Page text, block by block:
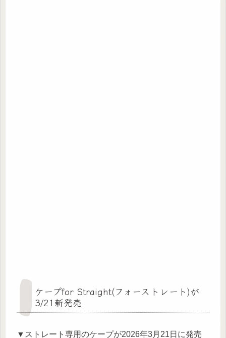
ケープfor Straight(フォーストレート)が
3/21新発売
▼ストレート専用のケープが2026年3月21日に発売